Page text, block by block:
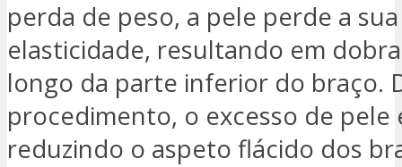
perda de peso, a pele perde a sua
elasticidade, resultando em
longo da parte inferior do braço.
procedimento, o excesso de pele
reduzindo o aspeto flácido dos